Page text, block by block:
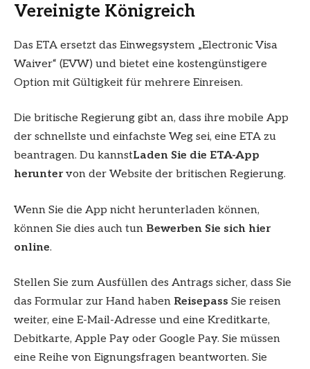
Vereinigte Königreich
Das ETA ersetzt das Einwegsystem „Electronic Visa
Waiver“ (EVW) und bietet eine kostengünstigere
Option mit Gültigkeit für mehrere Einreisen.
Die britische Regierung gibt an, dass ihre mobile App
der schnellste und einfachste Weg sei, eine ETA zu
beantragen. Du kannstLaden Sie die ETA-App
heruntervon der Website der britischen Regierung.
Wenn Sie die App nicht herunterladen können,
können Sie dies auch tun Bewerben Sie sich hier
online.
Stellen Sie zum Ausfüllen des Antrags sicher, dass Sie
das Formular zur Hand haben Reisepass Sie reisen
weiter, eine E-Mail-Adresse und eine Kreditkarte,
Debitkarte, Apple Pay oder Google Pay. Sie müssen
eine Reihe von Eignungsfragen beantworten. Sie